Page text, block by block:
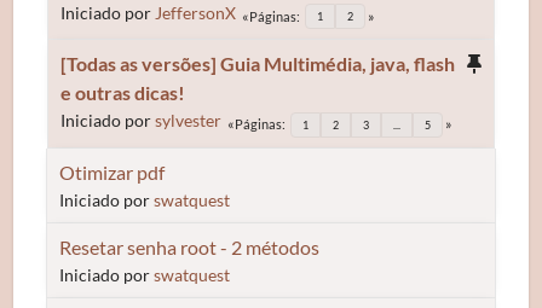
Iniciado por JeffersonX Páginas 1 2
[Todas as versões] Guia Multimédia, java, flash
e outras dicas!
Iniciado porsylvester Páginas 1 2 3 5
Otimizar pdf
Iniciado porswatquest
Resetar senha root - 2 métodos
Iniciado porswatquest